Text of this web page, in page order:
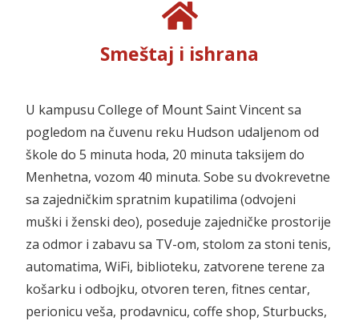
Smeštaj i ishrana
U kampusu College of Mount Saint Vincent sa
pogledom na čuvenu reku Hudson udaljenom od
škole do 5 minuta hoda, 20 minuta taksijem do
Menhetna, vozom 40 minuta. Sobe su dvokrevetne
sa zajedničkim spratnim kupatilima (odvojeni
muški i ženski deo), poseduje zajedničke prostorije
za odmor i zabavu sa TV-om, stolom za stoni tenis,
automatima, WiFi, biblioteku, zatvorene terene za
košarku i odbojku, otvoren teren, fitnes centar,
perionicu veša, prodavnicu, coffe shop, Sturbucks,